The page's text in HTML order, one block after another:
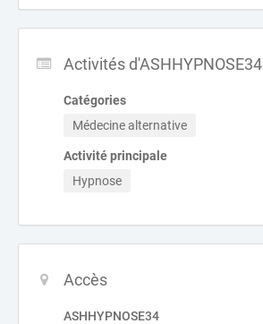
Activités d'ASHHYPNOSE34
Catégories
Médecine alternative
Activité principale
Hypnose
Accès
ASHHYPNOSE34